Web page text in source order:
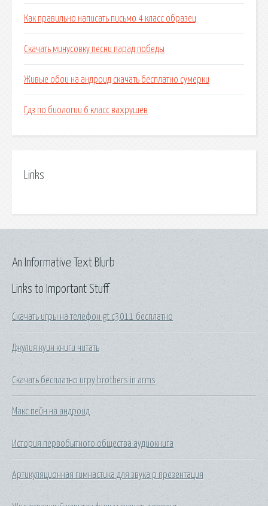
Как правильно написать письмо 4 класс образец
Скачать минусовку песни парад победы
Живые обои на андроид скачать бесплатно сумерки
Гдз по биологии 6 класс вахрушев
Links
Links to Important Stuff
Скачать игры на телефон gt c3011 бесплатно
Джулия куин книги читать
Скачать бесплатно игру brothers in arms
Макс пейн на андроид
История первобытного общества аудиокнига
Артикуляционная гимнастика для звука р презентация
An Informative Text Blurb